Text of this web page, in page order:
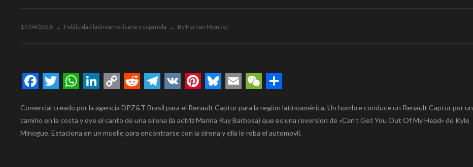
17/04/2018 Publicidad latinoamericana y española By Fernan Montiel
Link
Comercial creado por la agencia DPZ&T Brasil para el Renault Captur para la region latinoamérica. Un hombre conduce un Renault Captur por un
camino en la costa y oye el canto de una sirena (la actriz Marina Ruy Barbosa) que es una reversion de «Can’t Get You Out Of My Head» de Kyle
Minogue. Estaciona en un muelle para encontrarse con la sirena y ella le roba el automovil.